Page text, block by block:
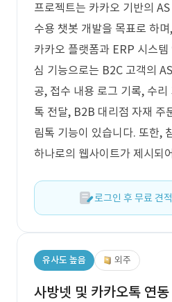
프로젝트는 카카오 기반의
수용 챗봇 개발을 목표로 하
카카오 플랫폼과 ERP 시스
심 기능으로는 B2C 고객의
공, 접수 내용 로그 기록, 수
톡 전달, B2B 대리점 자재 주
림톡 기능이 있습니다. 또한,
하나로의 웹사이트가 제시되
로그인 후 무료 견
유사도 높음 외주
사방넷 및 카카오톡 연